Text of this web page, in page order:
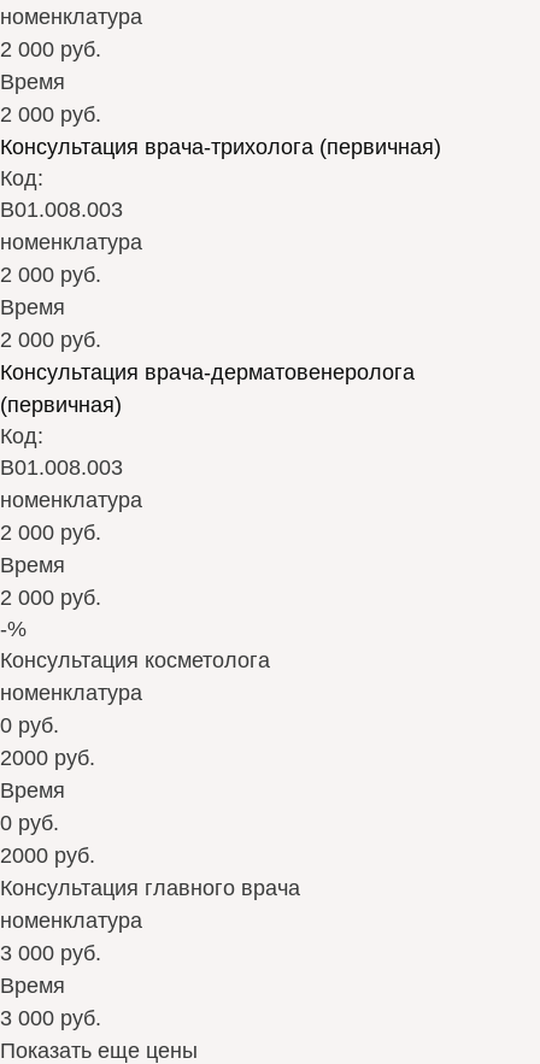
номенклатура
2 000 руб.
Время
2 000 руб.
Консультация врача-трихолога (первичная)
Код:
В01.008.003
номенклатура
2 000 руб.
Время
2 000 руб.
Консультация врача-дерматовенеролога
(первичная)
Код:
В01.008.003
номенклатура
2 000 руб.
Время
2 000 руб.
-%
Консультация косметолога
номенклатура
0 руб.
2000 руб.
Время
0 руб.
2000 руб.
Консультация главного врача
номенклатура
3 000 руб.
Время
3 000 руб.
Показать еще цены